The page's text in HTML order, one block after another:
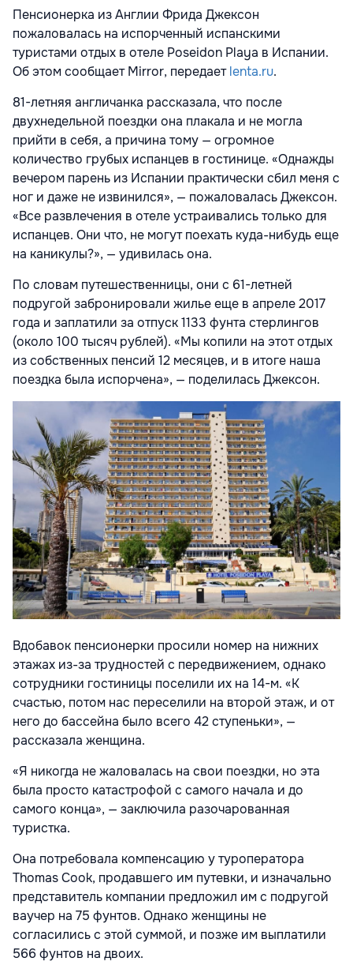
Пенсионерка из Англии Фрида Джексон
пожаловалась на испорченный испанскими
туристами отдых в отеле Poseidon Playa в Испании.
Об этом сообщает Mirror, передаетlenta.ru.
81-летняя англичанка рассказала, что после
двухнедельной поездки она плакала и не могла
прийти в себя, а причина тому — огромное
количество грубых испанцев в гостинице. «Однажды
вечером парень из Испании практически сбил меня с
ног и даже не извинился», — пожаловалась Джексон.
«Все развлечения в отеле устраивались только для
испанцев. Они что, не могут поехать куда-нибудь еще
на каникулы?», — удивилась она.
По словам путешественницы, они с 61-летней
подругой забронировали жилье еще в апреле 2017
года и заплатили за отпуск 1133 фунта стерлингов
(около 100 тысяч рублей). «Мы копили на этот отдых
из собственных пенсий 12 месяцев, и в итоге наша
поездка была испорчена», — поделилась Джексон.
Вдобавок пенсионерки просили номер на нижних
этажах из-за трудностей с передвижением, однако
сотрудники гостиницы поселили их на 14-м. «К
счастью, потом нас переселили на второй этаж, и от
него до бассейна было всего 42 ступеньки», —
рассказала женщина.
«Я никогда не жаловалась на свои поездки, но эта
была просто катастрофой с самого начала и до
самого конца», — заключила разочарованная
туристка.
Она потребовала компенсацию у туроператора
Thomas Cook, продавшего им путевки, и изначально
представитель компании предложил им с подругой
ваучер на 75 фунтов. Однако женщины не
согласились с этой суммой, и позже им выплатили
566 фунтов на двоих.